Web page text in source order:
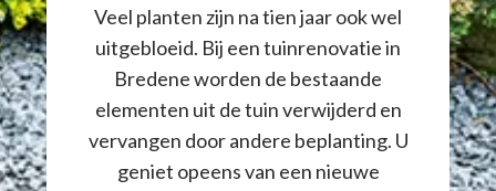
Veel planten zijn na tien jaar ook wel
uitgebloeid. Bij een tuinrenovatie in
Bredene worden de bestaande
elementen uit de tuin verwijderd en
vervangen door andere beplanting. U
geniet opeens van een nieuwe